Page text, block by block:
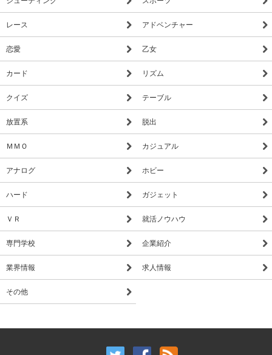
レース アドベンチャー
恋愛 乙女
カード リズム
クイズ テーブル
放置系 脱出
ＭＭＯ カジュアル
アナログ ホビー
ハード ガジェット
ＶＲ 就活ノウハウ
専門学校 企業紹介
業界情報 求人情報
その他